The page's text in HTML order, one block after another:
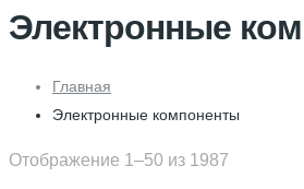
Электронные
Главная
Электронные компоненты
Отображение 1–50 из 1987